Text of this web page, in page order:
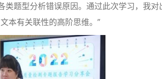
类题型分析错误原因。通过此次学习，我
本有关联性的高阶思维。”